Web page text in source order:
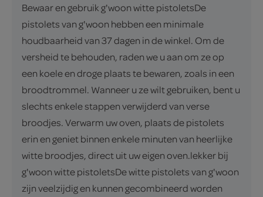
Bewaar en gebruik g'woon witte pistoletsDe
pistolets van g'woon hebben een minimale
houdbaarheid van 37 dagen in de winkel. Om de
versheid te behouden, raden we u aan om ze op
een koele en droge plaats te bewaren, zoals in een
broodtrommel. Wanneer u ze wilt gebruiken, bent u
slechts enkele stappen verwijderd van verse
broodjes. Verwarm uw oven, plaats de pistolets
erin en geniet binnen enkele minuten van heerlijke
witte broodjes, direct uit uw eigen oven.lekker bij
g'woon witte pistoletsDe witte pistolets van g'woon
zijn veelzijdig en kunnen gecombineerd worden